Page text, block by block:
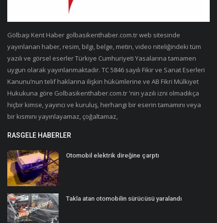
Gölbaşı Kent Haber golbasikenthaber.com.tr web sitesinde
yayınlanan haber, resim, bilgi, belge, metin, video niteliğindeki tüm
yazılı ve görsel eserler Türkiye Cumhuriyeti Yasalarına tamamen
uygun olarak yayınlanmaktadır. TC 5846 sayılı Fikir ve Sanat Eserleri
Kanunu’nun telif haklarına ilişkin hükümlerine ve AB Fikri Mülkiyet
Hukukuna göre Golbasikenthaber.com.tr 'nin yazılı izni olmadıkça
hiçbir kimse, yayıncı ve kuruluş, herhangi bir eserin tamamını veya
bir kısmını yayınlayamaz, çoğaltamaz,
RASGELE HABERLER
Otomobil elektrik direğine çarptı
Takla atan otomobilin sürücüsü yaralandı